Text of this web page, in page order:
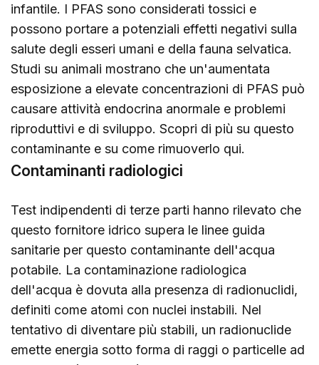
infantile. I PFAS sono considerati tossici e
possono portare a potenziali effetti negativi sulla
salute degli esseri umani e della fauna selvatica.
Studi su animali mostrano che un'aumentata
esposizione a elevate concentrazioni di PFAS può
causare attività endocrina anormale e problemi
riproduttivi e di sviluppo. Scopri di più su questo
contaminante e su come rimuoverlo qui.
Contaminanti radiologici
Test indipendenti di terze parti hanno rilevato che
questo fornitore idrico supera le linee guida
sanitarie per questo contaminante dell'acqua
potabile. La contaminazione radiologica
dell'acqua è dovuta alla presenza di radionuclidi,
definiti come atomi con nuclei instabili. Nel
tentativo di diventare più stabili, un radionuclide
emette energia sotto forma di raggi o particelle ad